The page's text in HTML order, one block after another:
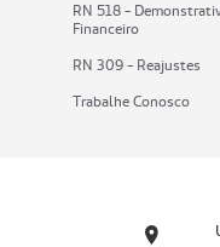
RN 518 -
Financeiro
RN 309 - Reajustes
Trabalhe Conosco